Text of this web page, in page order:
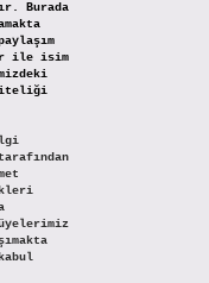
Burada
ile isim
üyelerimiz